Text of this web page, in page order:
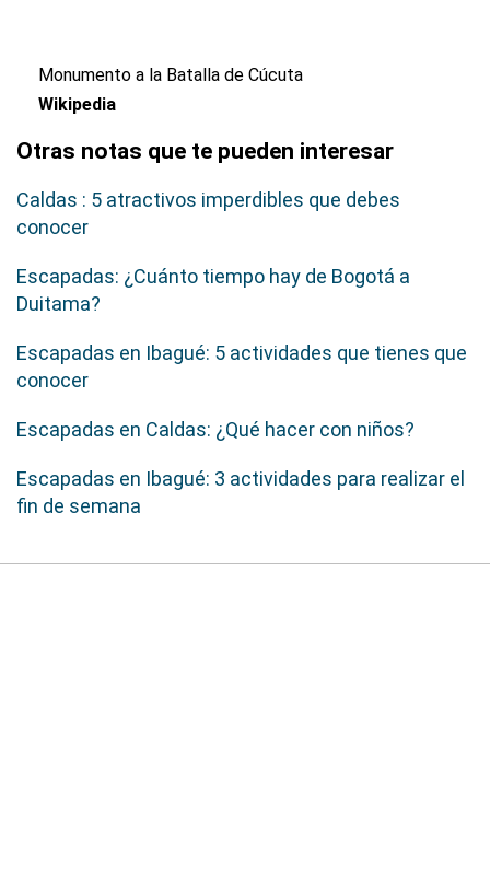
Monumento a la Batalla de Cúcuta
Wikipedia
Otras notas que te pueden interesar
Caldas : 5 atractivos imperdibles que debes
conocer
Escapadas: ¿Cuánto tiempo hay de Bogotá a
Duitama?
Escapadas en Ibagué: 5 actividades que tienes que
conocer
Escapadas en Caldas: ¿Qué hacer con niños?
Escapadas en Ibagué: 3 actividades para realizar el
fin de semana